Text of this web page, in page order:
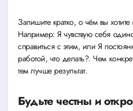
Запишите кратко, о чём вы хотите
Например: Я чувствую себя
справиться с этим, или Я
работой, что делать?. Чем
тем лучше результат.
Будьте честны и